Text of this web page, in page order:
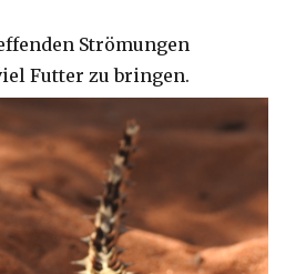
Strömungen
Futter zu bringen.